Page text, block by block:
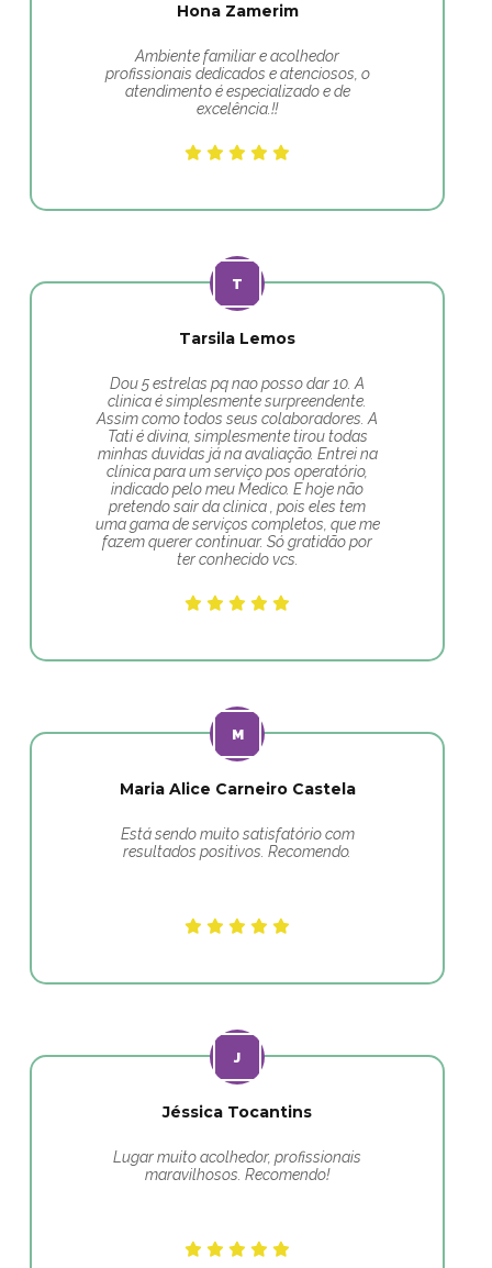
Hona Zamerim
Ambiente familiar e acolhedor
profissionais dedicados e atenciosos, o
atendimento é especializado e de
excelência.!!
Tarsila Lemos
Dou 5 estrelas pq nao posso dar 10. A
clinica é simplesmente surpreendente.
Assim como todos seus colaboradores. A
Tati é divina, simplesmente tirou todas
minhas duvidas já na avaliação. Entrei na
clínica para um serviço pos operatório,
indicado pelo meu Medico. E hoje não
pretendo sair da clinica , pois eles tem
uma gama de serviços completos, que me
fazem querer continuar. Só gratidão por
ter conhecido vcs.
Maria Alice Carneiro Castela
Está sendo muito satisfatório com
resultados positivos. Recomendo.
Jéssica Tocantins
Lugar muito acolhedor, profissionais
maravilhosos. Recomendo!